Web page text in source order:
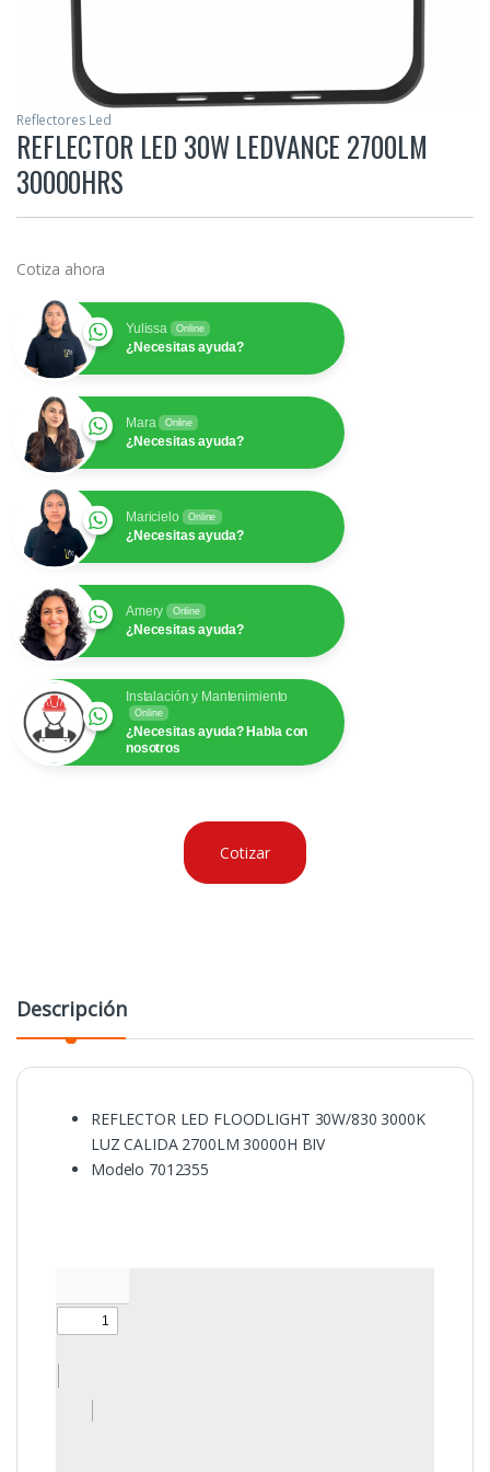
Reflectores Led
REFLECTOR LED 30W LEDVANCE 2700LM
30000HRS
Cotiza ahora
Yulissa Online
¿Necesitas ayuda?
Mara Online
¿Necesitas ayuda?
Maricielo Online
¿Necesitas ayuda?
Amery Online
¿Necesitas ayuda?
Instalación y Mantenimiento
Online
¿Necesitas ayuda? Habla con
nosotros
Cotizar
Descripción
REFLECTOR LED FLOODLIGHT 30W/830 3000K
LUZ CALIDA 2700LM 30000H BIV
Modelo 7012355